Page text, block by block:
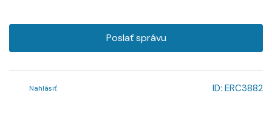
Poslať správu
Nahlásiť ID: ERC3882